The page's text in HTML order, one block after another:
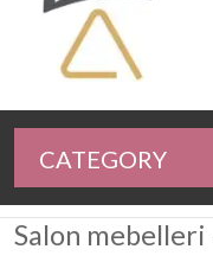
Salon mebelleri